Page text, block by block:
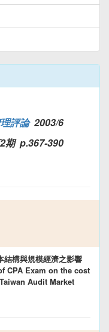
評論2003/6
期 p.367-390
結構與規模經濟之影響
CPA Exam on the cost
Audit Market